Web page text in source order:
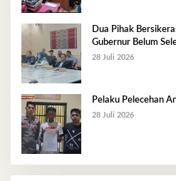
Dua Pihak
Gubernur Belum
28 Juli 2026
Pelaku Pelecehan
28 Juli 2026